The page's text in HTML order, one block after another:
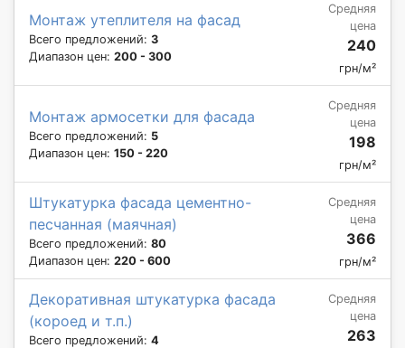
Монтаж утеплителя на фасад
Всего предложений: 3
Диапазон цен: 200 - 300
Средняя
цена
240
грн/м²
Монтаж армосетки для фасада
Всего предложений: 5
Диапазон цен: 150 - 220
Средняя
цена
198
грн/м²
Штукатурка фасада цементно-
песчанная (маячная)
Всего предложений: 80
Диапазон цен: 220 - 600
Средняя
цена
366
грн/м²
Декоративная штукатурка фасада
(короед и т.п.)
Всего предложений: 4
Средняя
цена
263